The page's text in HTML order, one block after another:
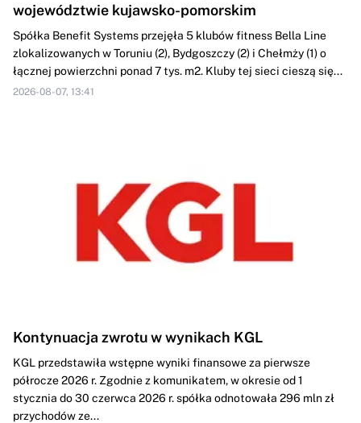
województwie kujawsko-pomorskim
Spółka Benefit Systems przejęła 5 klubów fitness Bella Line
zlokalizowanych w Toruniu (2), Bydgoszczy (2) i Chełmży (1) o
łącznej powierzchni ponad 7 tys. m2. Kluby tej sieci cieszą się...
2026-08-07, 13:41
Kontynuacja zwrotu w wynikach KGL
KGL przedstawiła wstępne wyniki finansowe za pierwsze
półrocze 2026 r. Zgodnie z komunikatem, w okresie od 1
stycznia do 30 czerwca 2026 r. spółka odnotowała 296 mln zł
przychodów ze...